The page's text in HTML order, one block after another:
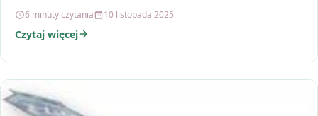
6 minuty czytania 10 listopada 2025
Czytaj więcej